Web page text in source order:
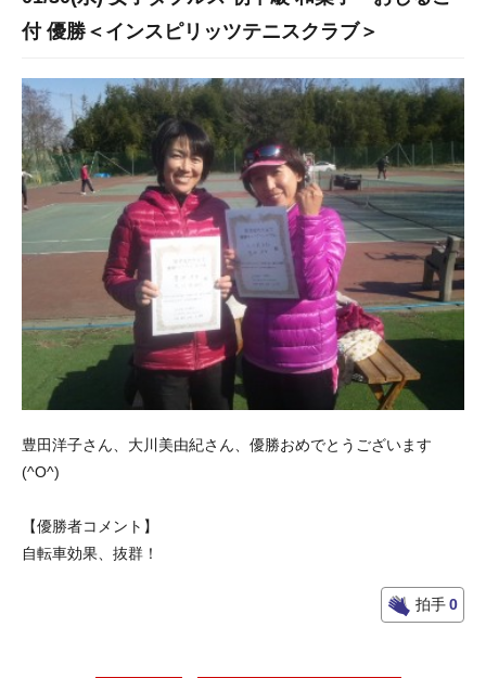
付 優勝＜インスピリッツテニスクラブ＞
豊田洋子さん、大川美由紀さん、優勝おめでとうございます
(^O^)
【優勝者コメント】
自転車効果、抜群！
拍手0